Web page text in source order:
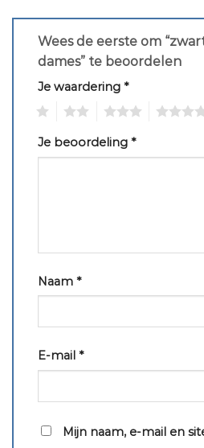
Wees de eerste om
dames” te beoordelen
Je waardering *
Je beoordeling *
Naam *
E-mail *
Mijn naam, e-mail en